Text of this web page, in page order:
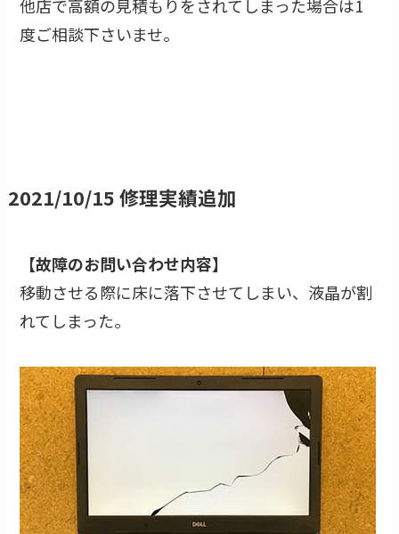
他店で高額の見積もりをされてしまった場合は1
度ご相談下さいませ。
2021/10/15 修理実績追加
【故障のお問い合わせ内容】
移動させる際に床に落下させてしまい、液晶が割
れてしまった。